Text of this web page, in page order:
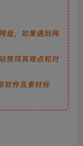
盘，如果遇到网
赞同其观点和对
软件及素材标